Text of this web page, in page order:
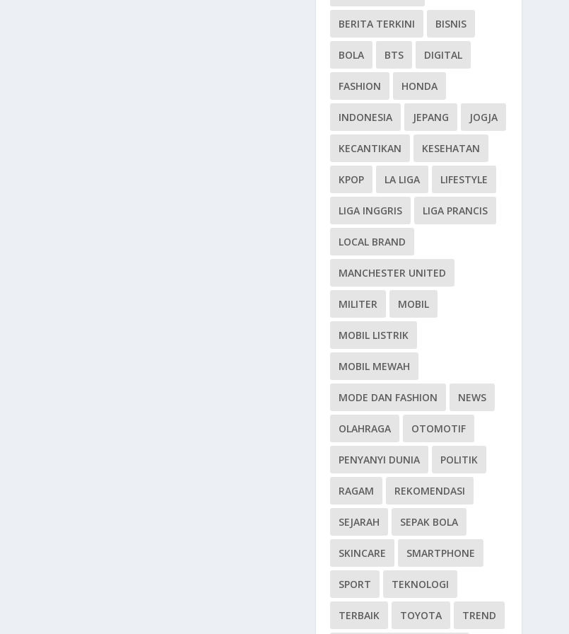
BERITA TERKINI BISNIS
BOLA BTS DIGITAL
FASHION HONDA
INDONESIA JEPANG JOGJA
KECANTIKAN KESEHATAN
KPOP LA LIGA LIFESTYLE
LIGA INGGRIS LIGA PRANCIS
LOCAL BRAND
MANCHESTER UNITED
MILITER MOBIL
MOBIL LISTRIK
MOBIL MEWAH
MODE DAN FASHION NEWS
OLAHRAGA OTOMOTIF
PENYANYI DUNIA POLITIK
RAGAM REKOMENDASI
SEJARAH SEPAK BOLA
SKINCARE SMARTPHONE
SPORT TEKNOLOGI
TERBAIK TOYOTA TREND